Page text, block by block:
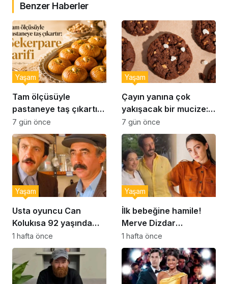
Benzer Haberler
Tam ölçüsüyle
pastaneye taş çıkartır:
Şekerpare tarifi
Yaşam
7 gün önce
Çayın yanına çok
yakışacak bir mucize:
Brownie tadında ıslak
kurabiye tarifi…
Yaşam
7 gün önce
Usta oyuncu Can
Kolukısa 92 yaşında
hayatını kaybetti
Yaşam
1 hafta önce
İlk bebeğine hamile!
Merve Dizdar
sessizliğini bozdu: ‘İsim
bulmak çok zor’
Yaşam
1 hafta önce